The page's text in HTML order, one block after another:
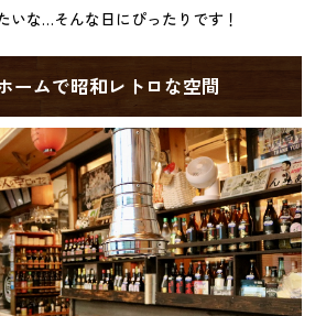
いな…そんな日にぴったりです！
ームで昭和レトロな空間